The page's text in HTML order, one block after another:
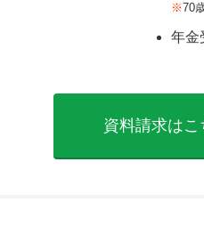
※70
年金
資料請求はこ